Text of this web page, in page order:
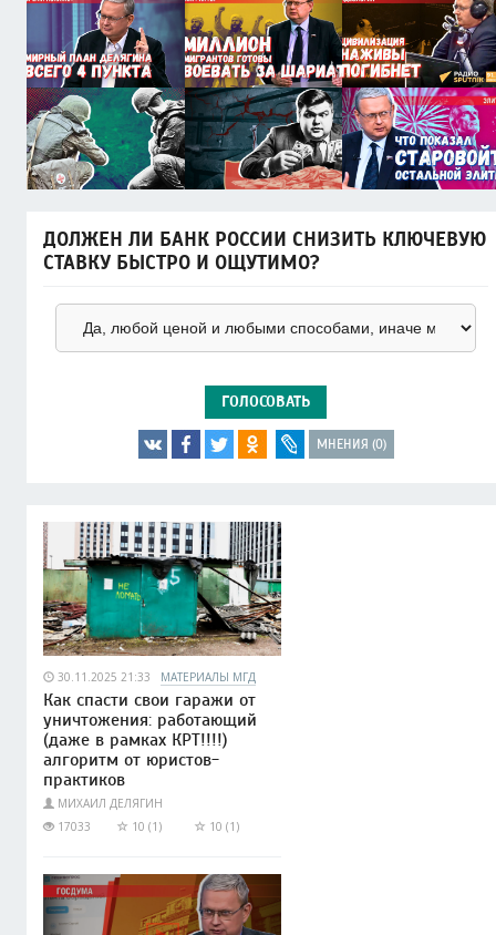
ДОЛЖЕН ЛИ БАНК РОССИИ СНИЗИТЬ КЛЮЧЕВУЮ
СТАВКУ БЫСТРО И ОЩУТИМО?
ГОЛОСОВАТЬ
МНЕНИЯ (0)
30.11.2025 21:33 МАТЕРИАЛЫ МГД
Как спасти свои гаражи от
уничтожения: работающий
(даже в рамках КРТ!!!!)
алгоритм от юристов-
практиков
МИХАИЛ ДЕЛЯГИН
17033
10 (1) 10 (1)